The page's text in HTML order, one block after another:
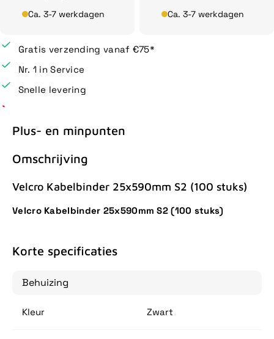
Ca. 3-7 werkdagen Ca. 3-7 werkdagen
Gratis verzending vanaf €75*
Nr. 1 in Service
Snelle levering
Plus- en minpunten
Omschrijving
Velcro Kabelbinder 25x590mm S2 (100 stuks)
Velcro Kabelbinder 25x590mm S2 (100 stuks)
Korte specificaties
Behuizing
Kleur Zwart